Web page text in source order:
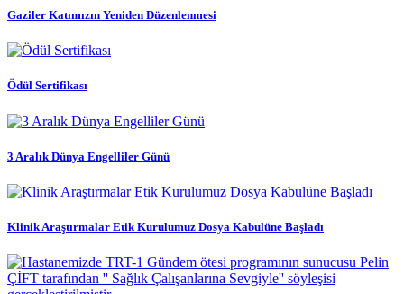
Gaziler Katımızın Yeniden Düzenlenmesi
Ödül Sertifikası
3 Aralık Dünya Engelliler Günü
Klinik Araştırmalar Etik Kurulumuz Dosya Kabulüne Başladı